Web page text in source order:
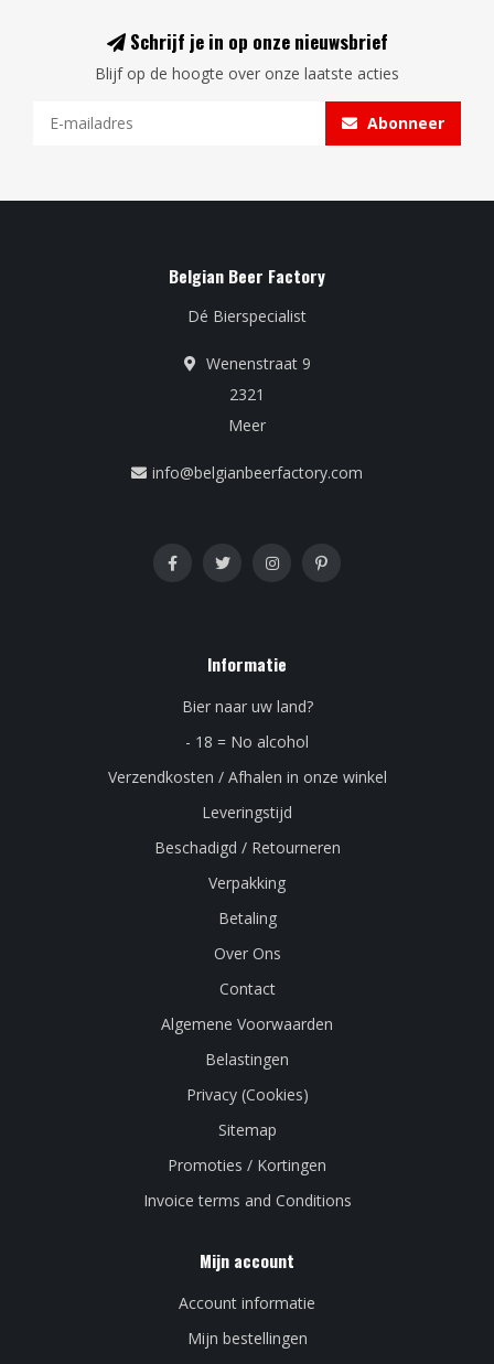
Schrijf je in op onze nieuwsbrief
Blijf op de hoogte over onze laatste acties
Abonneer
Belgian Beer Factory
Dé Bierspecialist
Wenenstraat 9
2321
Meer
info@belgianbeerfactory.com
Informatie
Bier naar uw land?
- 18 = No alcohol
Verzendkosten / Afhalen in onze winkel
Leveringstijd
Beschadigd / Retourneren
Verpakking
Betaling
Over Ons
Contact
Algemene Voorwaarden
Belastingen
Privacy (Cookies)
Sitemap
Promoties / Kortingen
Invoice terms and Conditions
Mijn account
Account informatie
Mijn bestellingen